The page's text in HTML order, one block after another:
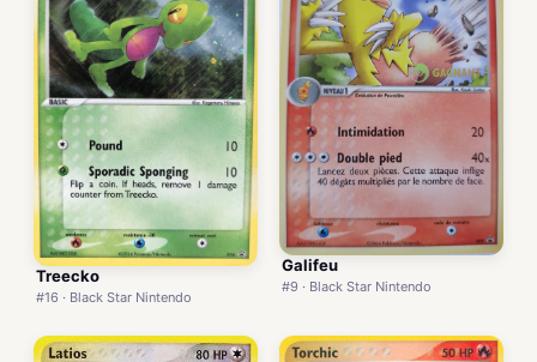
Treecko
#16 · Black Star Nintendo
Galifeu
#9 · Black Star Nintendo